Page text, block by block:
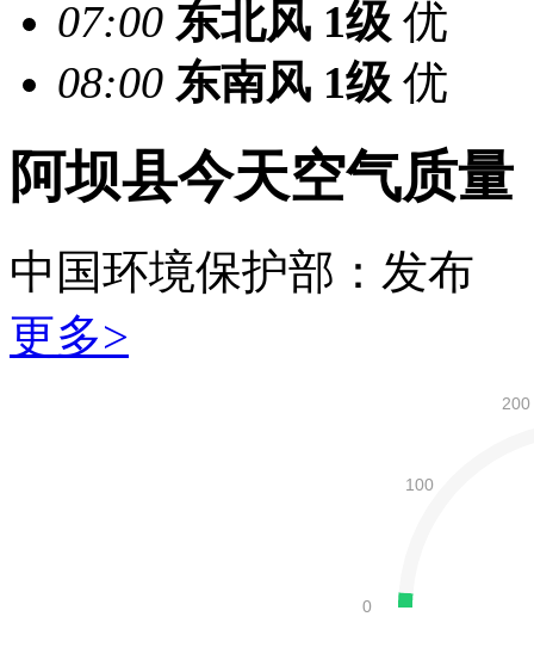
07:00 东北风 1级 优
08:00 东南风 1级 优
阿坝县今天空气质量
中国环境保护部： 发布
更多>